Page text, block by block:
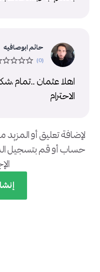
حاتم ابوصافيه
اهلا عثمان ..تمام
الاحترام
لإضافة تعليق أو المزيد
حساب أو قم بتسجيل